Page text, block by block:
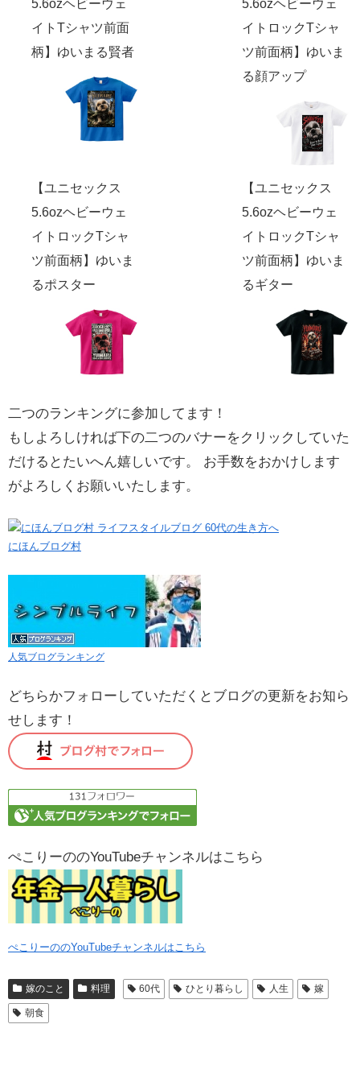
5.6ozヘビーウェ
イトTシャツ前面
柄】ゆいまる賢者
5.6ozヘビーウェ
イトロックTシャ
ツ前面柄】ゆいま
る顔アップ
【ユニセックス
5.6ozヘビーウェ
イトロックTシャ
ツ前面柄】ゆいま
るポスター
【ユニセックス
5.6ozヘビーウェ
イトロックTシャ
ツ前面柄】ゆいま
るギター
二つのランキングに参加してます！
もしよろしければ下の二つのバナーをクリックしていた
だけるとたいへん嬉しいです。 お手数をおかけします
がよろしくお願いいたします。
にほんブログ村
人気ブログランキング
どちらかフォローしていただくとブログの更新をお知ら
せします！
ぺこりーののYouTubeチャンネルはこちら
ぺこりーののYouTubeチャンネルはこちら
嫁のこと 料理 60代 ひとり暮らし 人生 嫁
朝食